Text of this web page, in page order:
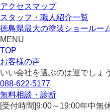
アクセスマップ
スタッフ・職人紹介一覧
徳島県最大の塗装ショールー
MENU
TOP
お客様の声
いい会社を選ぶのは運でしょ
088-622-5177
無料相談・診断
[受付時間]9:00～19:00年中無